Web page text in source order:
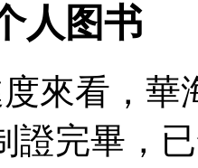
人图书
來看，華
證完畢，